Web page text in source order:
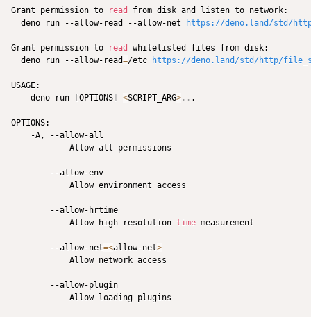
Grant permission to read
from disk and listen to network:
  deno run --allow-read --allow-net
https://deno.land/std/
Grant permission to read
whitelisted files from disk:
  deno run --allow-read
=/etc https://deno.land/std/http/
USAGE:
    deno run
OPTIONS <SCRIPT_ARG> .. .
OPTIONS:
    -A, --allow-all
            Allow all permissions
        --allow-env
            Allow environment access
        --allow-hrtime
            Allow high resolution
time measurement
        --allow-net
=<allow-net>
            Allow network access
        --allow-plugin
            Allow loading plugins